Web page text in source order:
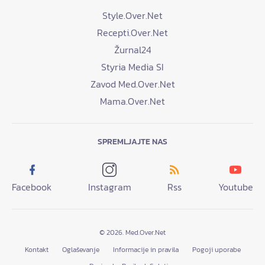
Style.Over.Net
Recepti.Over.Net
Žurnal24
Styria Media SI
Zavod Med.Over.Net
Mama.Over.Net
SPREMLJAJTE NAS
Facebook Instagram Rss Youtube
© 2026. Med.Over.Net
Kontakt
Oglaševanje Informacije in pravila
Pogoji uporabe